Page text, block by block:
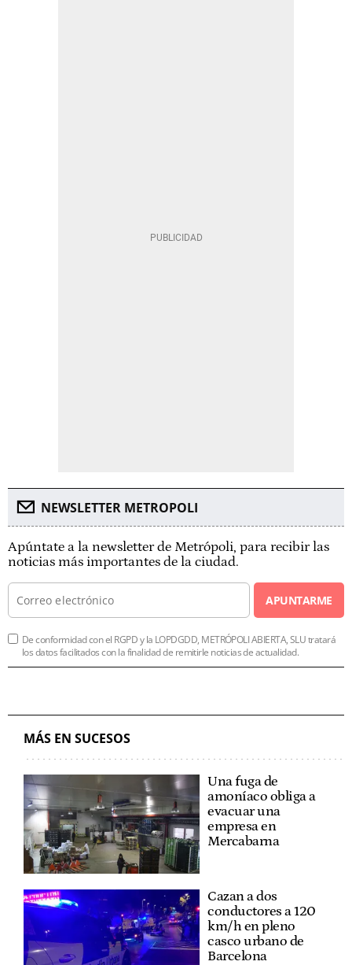
NEWSLETTER METROPOLI
Apúntate a la newsletter de Metrópoli, para recibir las
noticias más importantes de la ciudad.
APUNTARME
De conformidad con el RGPD y la LOPDGDD, METRÓPOLI ABIERTA, SLU tratará
los datos facilitados con la finalidad de remitirle noticias de actualidad.
MÁS EN SUCESOS
Una fuga de
amoníaco obliga a
evacuar una
empresa en
Mercabarna
Cazan a dos
conductores a 120
km/h en pleno
casco urbano de
Barcelona